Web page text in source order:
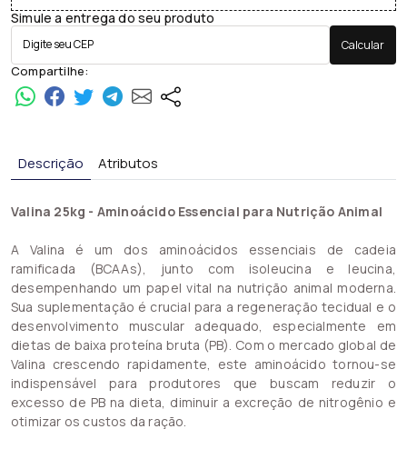
Simule a entrega do seu produto
Calcular
Compartilhe:
Descrição Atributos
Valina 25kg - Aminoácido Essencial para Nutrição Animal
A Valina é um dos aminoácidos essenciais de cadeia
ramificada (BCAAs), junto com isoleucina e leucina,
desempenhando um papel vital na nutrição animal moderna.
Sua suplementação é crucial para a regeneração tecidual e o
desenvolvimento muscular adequado, especialmente em
dietas de baixa proteína bruta (PB). Com o mercado global de
Valina crescendo rapidamente, este aminoácido tornou-se
indispensável para produtores que buscam reduzir o
excesso de PB na dieta, diminuir a excreção de nitrogênio e
otimizar os custos da ração.